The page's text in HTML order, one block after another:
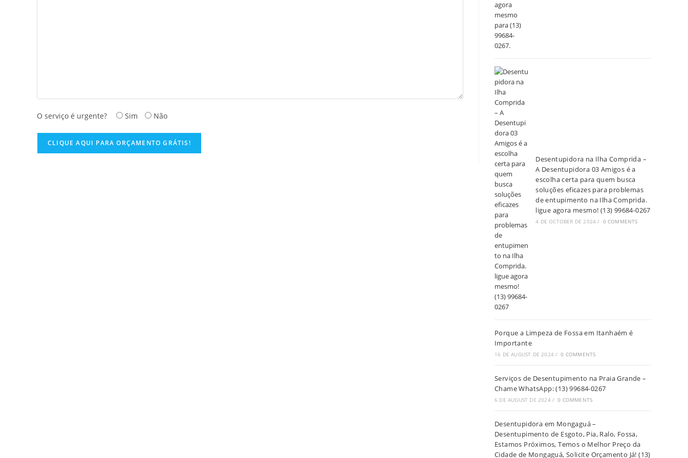
O serviço é urgente? Sim Não
Desentupidora na Ilha Comprida –
A Desentupidora 03 Amigos é a
escolha certa para quem busca
soluções eficazes para problemas
de entupimento na Ilha Comprida.
ligue agora mesmo! (13) 99684-0267
4 DE OCTOBER DE 2024 / 0 COMMENTS
Porque a Limpeza de Fossa em Itanhaém é
Importante
16 DE AUGUST DE 2024 / 0 COMMENTS
Serviços de Desentupimento na Praia Grande –
Chame WhatsApp: (13) 99684-0267
6 DE AUGUST DE 2024 / 0 COMMENTS
Desentupidora em Mongaguá –
Desentupimento de Esgoto, Pia, Ralo, Fossa,
Estamos Próximos, Temos o Melhor Preço da
Cidade de Mongaguá, Solicite Orçamento Já! (13)